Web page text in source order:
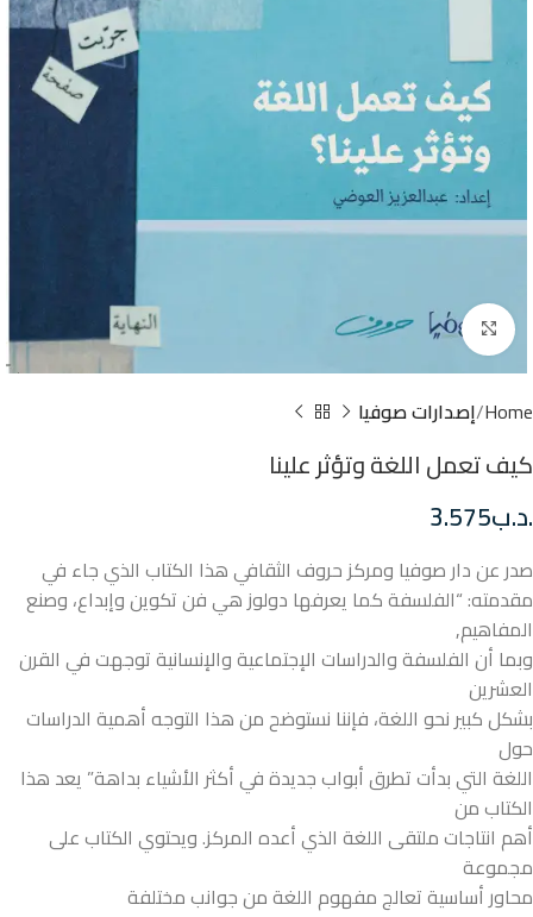
Click to enlarge
Home إصدارات صوفيا
كيف تعمل اللغة وتؤثر علينا
.د.ب3.575
صدر عن دار صوفيا ومركز حروف الثقافي هذا الكتاب الذي جاء في
مقدمته: “الفلسفة كما يعرفها دولوز هي فن تكوين وإبداع، وصنع
المفاهيم,
وبما أن الفلسفة والدراسات الإجتماعية والإنسانية توجهت في القرن
العشرين
بشكل كبير نحو اللغة، فإننا نستوضح من هذا التوجه أهمية الدراسات
حول
اللغة التي بدأت تطرق أبواب جديدة في أكثر الأشياء بداهة” يعد هذا
الكتاب من
أهم انتاجات ملتقى اللغة الذي أعده المركز. ويحتوي الكتاب على
مجموعة
محاور أساسية تعالج مفهوم اللغة من جوانب مختلفة